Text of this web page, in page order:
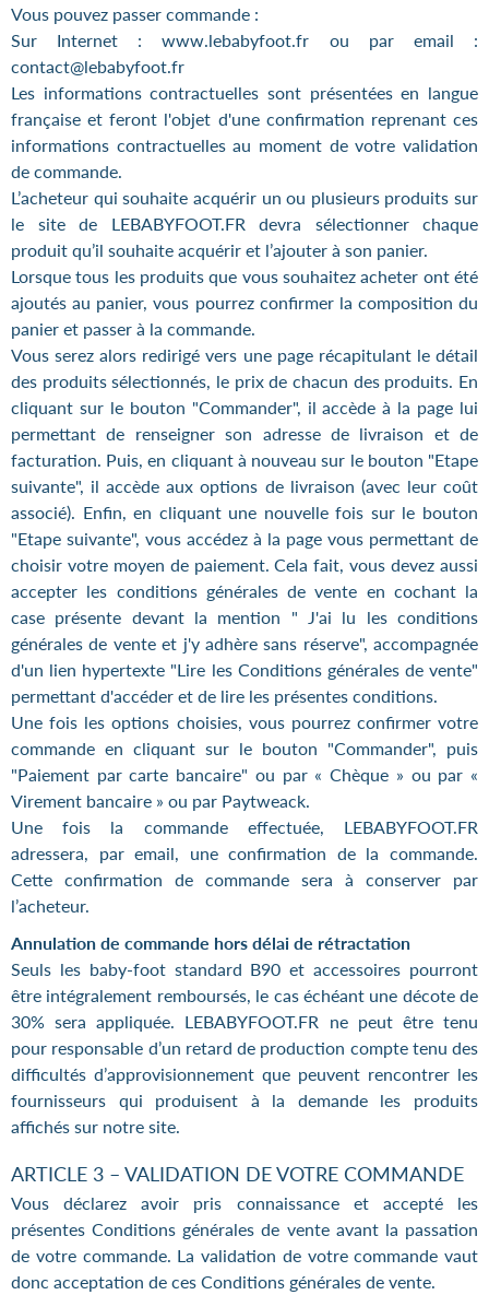
Vous pouvez passer commande :
Sur Internet : www.lebabyfoot.fr ou par email :
contact@lebabyfoot.fr
Les informations contractuelles sont présentées en langue
française et feront l'objet d'une confirmation reprenant ces
informations contractuelles au moment de votre validation
de commande.
L’acheteur qui souhaite acquérir un ou plusieurs produits sur
le site de LEBABYFOOT.FR devra sélectionner chaque
produit qu’il souhaite acquérir et l’ajouter à son panier.
Lorsque tous les produits que vous souhaitez acheter ont été
ajoutés au panier, vous pourrez confirmer la composition du
panier et passer à la commande.
Vous serez alors redirigé vers une page récapitulant le détail
des produits sélectionnés, le prix de chacun des produits. En
cliquant sur le bouton "Commander", il accède à la page lui
permettant de renseigner son adresse de livraison et de
facturation. Puis, en cliquant à nouveau sur le bouton "Etape
suivante", il accède aux options de livraison (avec leur coût
associé). Enfin, en cliquant une nouvelle fois sur le bouton
"Etape suivante", vous accédez à la page vous permettant de
choisir votre moyen de paiement. Cela fait, vous devez aussi
accepter les conditions générales de vente en cochant la
case présente devant la mention " J'ai lu les conditions
générales de vente et j'y adhère sans réserve", accompagnée
d'un lien hypertexte "Lire les Conditions générales de vente"
permettant d'accéder et de lire les présentes conditions.
Une fois les options choisies, vous pourrez confirmer votre
commande en cliquant sur le bouton "Commander", puis
"Paiement par carte bancaire" ou par « Chèque » ou par «
Virement bancaire » ou par Paytweack.
Une fois la commande effectuée, LEBABYFOOT.FR
adressera, par email, une confirmation de la commande.
Cette confirmation de commande sera à conserver par
l’acheteur.
Annulation de commande hors délai de rétractation
Seuls les baby-foot standard B90 et accessoires pourront
être intégralement remboursés, le cas échéant une décote de
30% sera appliquée. LEBABYFOOT.FR ne peut être tenu
pour responsable d’un retard de production compte tenu des
difficultés d’approvisionnement que peuvent rencontrer les
fournisseurs qui produisent à la demande les produits
affichés sur notre site.
ARTICLE 3 – VALIDATION DE VOTRE COMMANDE
Vous déclarez avoir pris connaissance et accepté les
présentes Conditions générales de vente avant la passation
de votre commande. La validation de votre commande vaut
donc acceptation de ces Conditions générales de vente.